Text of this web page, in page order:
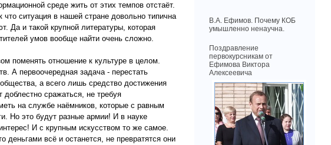
В.А. Ефимов. Почему КОБ
умышленно ненаучна.
Поздравление
первокурсникам от
Ефимова Виктора
Алексеевича
среде жить от этих темпов отстаёт.
ситуация в нашей стране довольно типична
Да и такой крупной литературы, которая
умов вообще найти очень сложно.
поменять отношение к культуре в целом.
А первоочередная задача - перестать
а всего лишь средство достижения
сражаться, не требуя
на службе наёмников, которые с равным
Но это будут разные армии! И в науке
И с крупным искусством то же самое.
всё и останется, не превратятся они